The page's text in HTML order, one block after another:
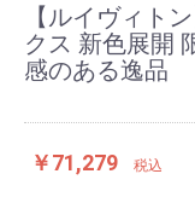
【ルイヴィト
クス 新色展開
感のある逸品
￥71,279 税込